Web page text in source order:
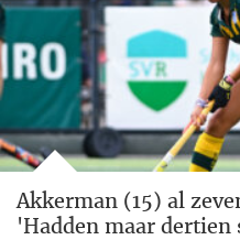
Akkerman (15) al
'Hadden maar dertien